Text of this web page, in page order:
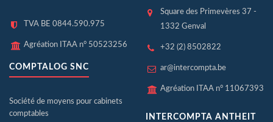
TVA BE 0844.590.975
Agréation ITAA n° 50523256
COMPTALOG SNC
Société de moyens pour cabinets
comptables
Square des Primevères 37 -
1332 Genval
+32 (2) 8502822
ar@intercompta.be
Agréation ITAA n° 11067393
INTERCOMPTA ANTHEIT